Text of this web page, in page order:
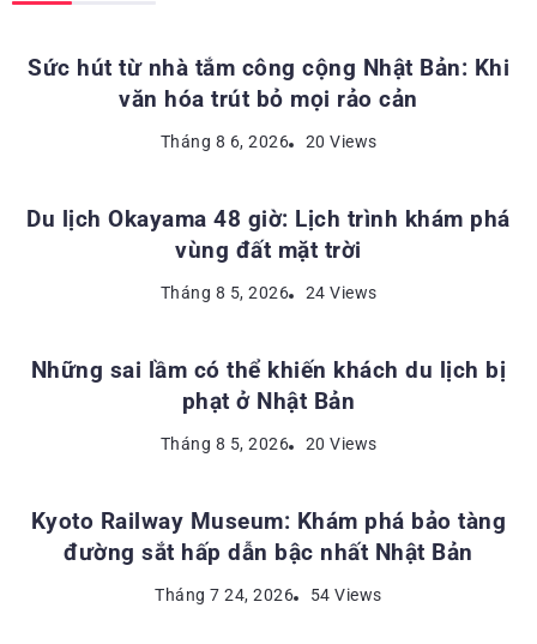
Sức hút từ nhà tắm công cộng Nhật Bản: Khi
văn hóa trút bỏ mọi rảo cản
Tháng 8 6, 2026 20 Views
ĐỊA ĐIỂM DU LỊCH NHẬT BẢN
Du lịch Okayama 48 giờ: Lịch trình khám phá
vùng đất mặt trời
Tháng 8 5, 2026 24 Views
KINH NGHIỆM DU LỊCH NHẬT BẢN
Những sai lầm có thể khiến khách du lịch bị
phạt ở Nhật Bản
Tháng 8 5, 2026 20 Views
ĐỊA ĐIỂM DU LỊCH NHẬT BẢN
Kyoto Railway Museum: Khám phá bảo tàng
đường sắt hấp dẫn bậc nhất Nhật Bản
Tháng 7 24, 2026 54 Views